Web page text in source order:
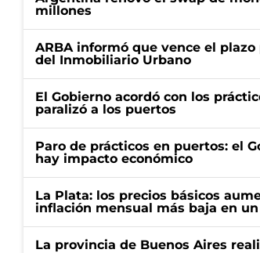
millones
ARBA informó que vence el
del Inmobiliario Urbano
El Gobierno acordó con los
paralizó a los puertos
Paro de prácticos en puertos: el
hay impacto económico
La Plata: los precios básicos
inflación mensual más baja en
La provincia de Buenos Aires